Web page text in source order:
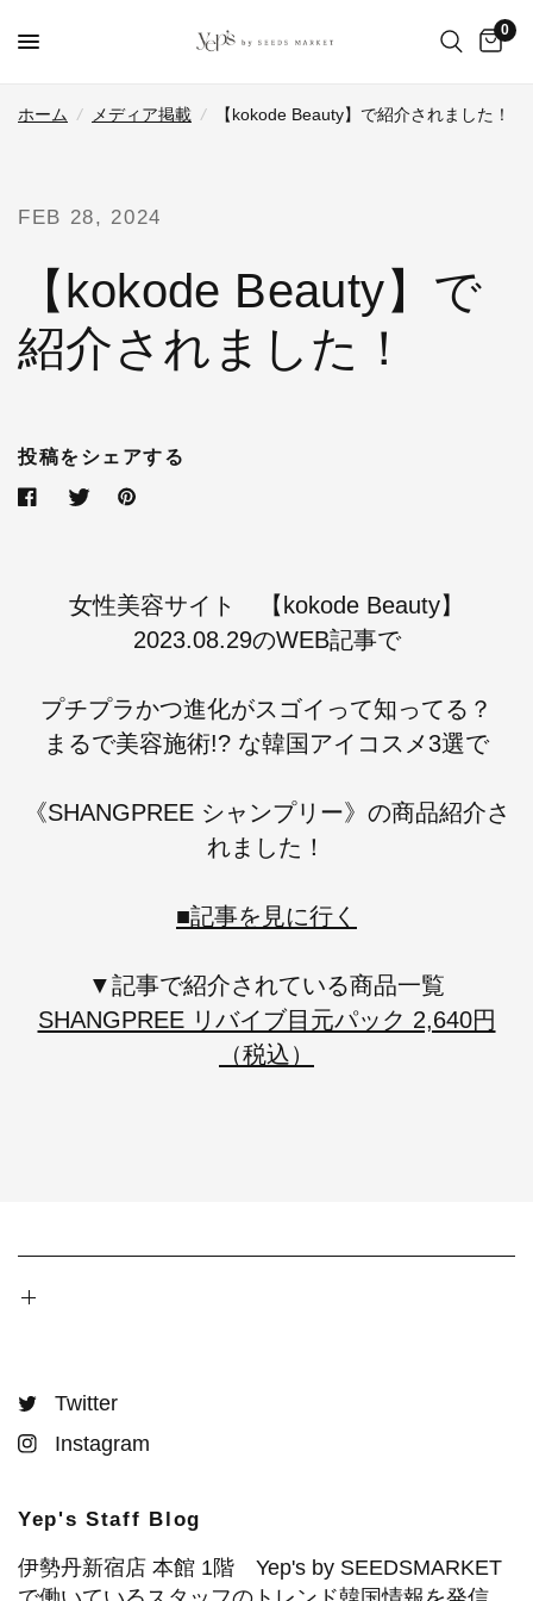
0
ホーム / メディア掲載 / 【kokode Beauty】で紹介されました！
FEB 28, 2024
【kokode Beauty】で
紹介されました！
投稿をシェアする
女性美容サイト 【kokode Beauty】
2023.08.29のWEB記事で
プチプラかつ進化がスゴイって知ってる？
まるで美容施術!? な韓国アイコスメ3選で
《SHANGPREE シャンプリー》の商品紹介さ
れました！
■記事を見に行く
▼記事で紹介されている商品一覧
SHANGPREE リバイブ目元パック 2,640円
（税込）
Twitter
Instagram
Yep's Staff Blog
伊勢丹新宿店 本館 1階 Yep's by SEEDSMARKET